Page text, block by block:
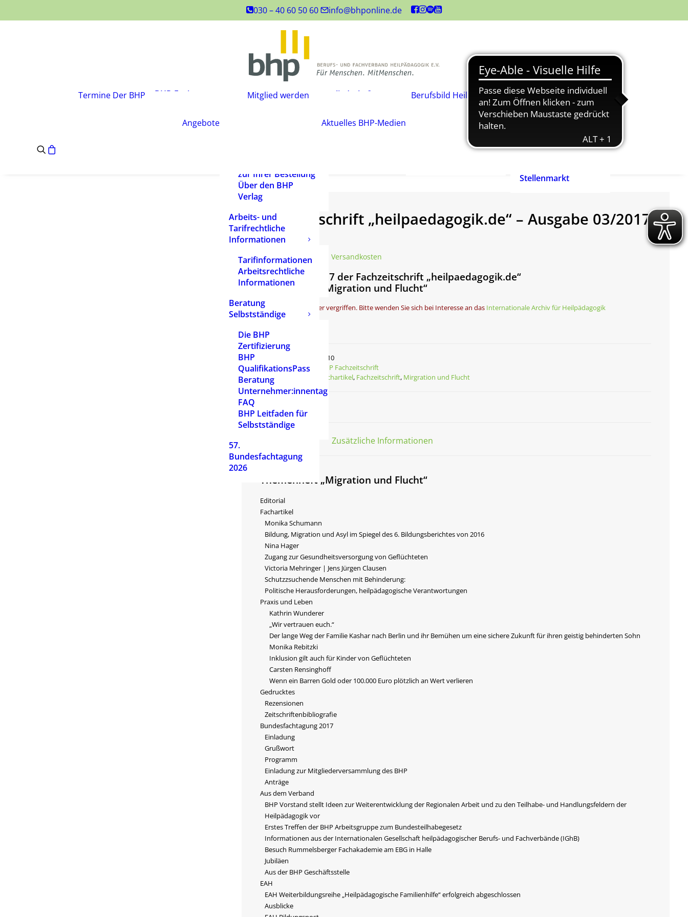
030 – 40 60 50 60 info@bhponline.de
Termine Der BHP
BHP-Fachgruppen
Satzung des BHP
Mitglied werden
Mitgliedschaft
Berufsbild Heilpädagog:in
Wie werde ich
Heilpädagog:in?
BHP-Berufsbild
Heilpädagog:in
Arbeitshilfen und
Positionspapiere
Anbieter
Stellenmarkt
Angebote
Inhouse-
Weiterbildungen
Angebot für
EAH Bildungspost
Fachliteratur
Büchershop
zur Ihrer Bestellung
Über den BHP
Verlag
Arbeits- und
Tarifrechtliche
Informationen
Tarifinformationen
Arbeitsrechtliche
Informationen
Beratung
Selbstständige
Die BHP
Zertifizierung
BHP
QualifikationsPass
Beratung
Unternehmer:innentag
FAQ
BHP Leitfaden für
Selbstständige
57.
Bundesfachtagung
2026
Aktuelles BHP-Medien
Barrierefreiheit ist
Fachzeitschrift „heilpaedagogik.de“ – Ausgabe 03/2017
6,50
inkl. 7 % MwSt. Versandkosten
Ausgabe 3/2017 der Fachzeitschrift „heilpaedagogik.de“
Themenheft „Migration und Flucht“
Die Ausgabe ist leider vergriffen. Bitte wenden Sie sich bei Interesse an das Internationale Archiv für Heilpädagogik
2010
Kategorie
BHP Fachzeitschrift
Schlagwörter
Fachartikel, Fachzeitschrift, Mirgration und Flucht
Zusätzliche Informationen
Themenheft „Migration und Flucht“
Editorial
Fachartikel
Monika Schumann
Bildung, Migration und Asyl im Spiegel des 6. Bildungsberichtes von 2016
Nina Hager
Zugang zur Gesundheitsversorgung von Geflüchteten
Victoria Mehringer | Jens Jürgen Clausen
Schutzzsuchende Menschen mit Behinderung:
Politische Herausforderungen, heilpädagogische Verantwortungen
Praxis und Leben
Kathrin Wunderer
„Wir vertrauen euch.“
Der lange Weg der Familie Kashar nach Berlin und ihr Bemühen um eine sichere Zukunft für ihren geistig behinderten Sohn
Monika Rebitzki
Inklusion gilt auch für Kinder von Geflüchteten
Carsten Rensinghoff
Wenn ein Barren Gold oder 100.000 Euro plötzlich an Wert verlieren
Gedrucktes
Rezensionen
Zeitschriftenbibliografie
Bundesfachtagung 2017
Einladung
Grußwort
Programm
Einladung zur Mitgliederversammlung des BHP
Anträge
Aus dem Verband
BHP Vorstand stellt Ideen zur Weiterentwicklung der Regionalen Arbeit und zu den Teilhabe- und Handlungsfeldern der
Heilpädagogik vor
Erstes Treffen der BHP Arbeitsgruppe zum Bundesteilhabegesetz
Informationen aus der Internationalen Gesellschaft heilpädagogischer Berufs- und Fachverbände (IGhB)
Besuch Rummelsberger Fachakademie am EBG in Halle
Jubiläen
Aus der BHP Geschäftsstelle
EAH
EAH Weiterbildungsreihe „Heilpädagogische Familienhilfe“ erfolgreich abgeschlossen
Ausblicke